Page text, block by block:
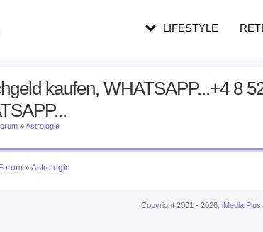
LIFESTYLE
kaufen, WHATSAPP...+4 8
»Astrologie
Forum »Astrologie
Copyright 2001 - 2026, iMedia Plus